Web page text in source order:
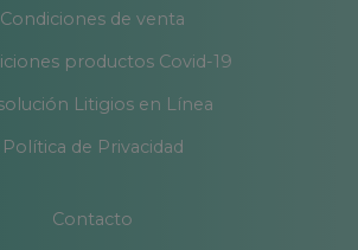
Condiciones de venta
productos Covid-19
Litigios en Línea
Política de Privacidad
Contacto